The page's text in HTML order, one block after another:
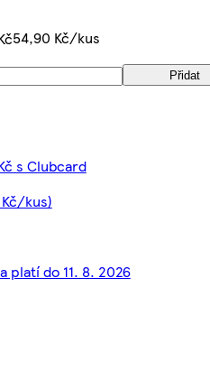
54,90 Kč/kus
Přidat
s Clubcard
kus)
platí do 11. 8. 2026